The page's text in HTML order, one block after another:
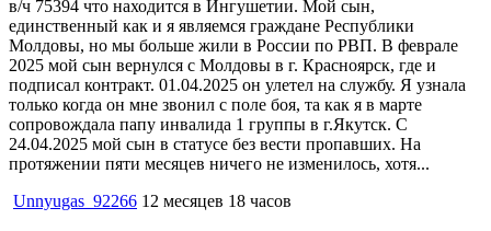
в/ч 75394 что находится в Ингушетии. Мой сын,
единственный как и я являемся граждане Республики
Молдовы, но мы больше жили в России по РВП. В феврале
2025 мой сын вернулся с Молдовы в г. Красноярск, где и
подписал контракт. 01.04.2025 он улетел на службу. Я узнала
только когда он мне звонил с поле боя, та как я в марте
сопровождала папу инвалида 1 группы в г.Якутск. С
24.04.2025 мой сын в статусе без вести пропавших. На
протяжении пяти месяцев ничего не изменилось, хотя...
Unnyugas_92266 12 месяцев 18 часов